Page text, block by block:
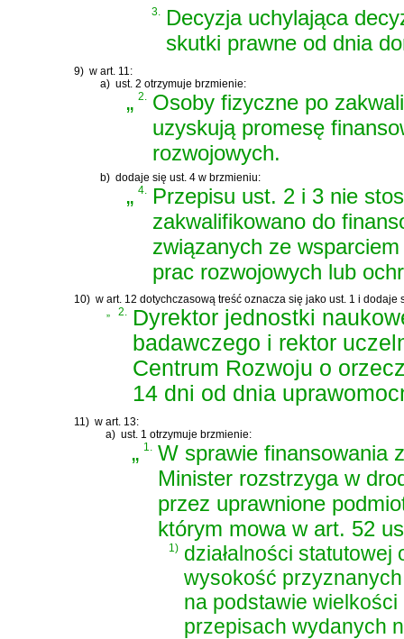
3. Decyzja uchylająca
skutki prawne od dnia
9) w art. 11:
a) ust. 2 otrzymuje brzmienie:
„2.
Osoby fizyczne po
uzyskują promesę
rozwojowych.
b) dodaje się ust. 4 w brzmieniu:
„4.
Przepisu ust. 2 i 3 nie
zakwalifikowano do
związanych ze
prac rozwojowych lub
10) w art. 12 dotychczasową treść oznacza się jako ust. 1 i dodaje
„
2. Dyrektor jednostki
badawczego i rektor
Centrum Rozwoju o
14 dni od dnia
11) w art. 13:
a) ust. 1 otrzymuje brzmienie:
„1.
W sprawie finansowania
Minister rozstrzyga w
przez uprawnione
którym mowa w art. 52
1) działalności
wysokość
na podstawie
przepisach wydanych